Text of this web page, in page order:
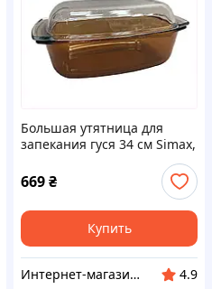
Большая утятница для
запекания гуся 34 см Simax,
669₴
Купить
Интернет-магазин "SmartShop"
4.9